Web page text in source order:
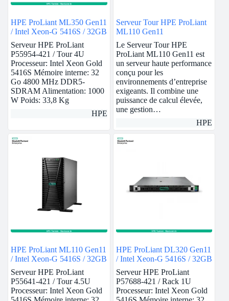
HPE ProLiant ML350 Gen11
/ Intel Xeon-G 5416S / 32GB
Serveur HPE ProLiant
P55954-421 / Tour 4U
Processeur: Intel Xeon Gold
5416S Mémoire interne: 32
Go 4800 MHz DDR5-
SDRAM Alimentation: 1000
W Poids: 33,8 Kg
HPE
Serveur Tour HPE ProLiant
ML110 Gen11
Le Serveur Tour HPE
ProLiant ML110 Gen11 est
un serveur haute performance
conçu pour les
environnements d’entreprise
exigeants. Il combine une
puissance de calcul élevée,
une gestion…
HPE
HPE ProLiant ML110 Gen11
/ Intel Xeon-G 5416S / 32GB
Serveur HPE ProLiant
P55641-421 / Tour 4.5U
Processeur: Intel Xeon Gold
HPE ProLiant DL320 Gen11
/ Intel Xeon-G 5416S / 32GB
Serveur HPE ProLiant
P57688-421 / Rack 1U
Processeur: Intel Xeon Gold